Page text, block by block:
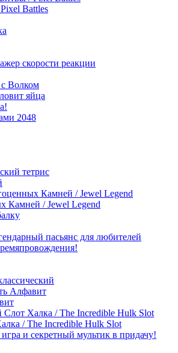
Battles
яйца
2048
Камней / Jewel Legend
/ The Incredible Hulk Slot